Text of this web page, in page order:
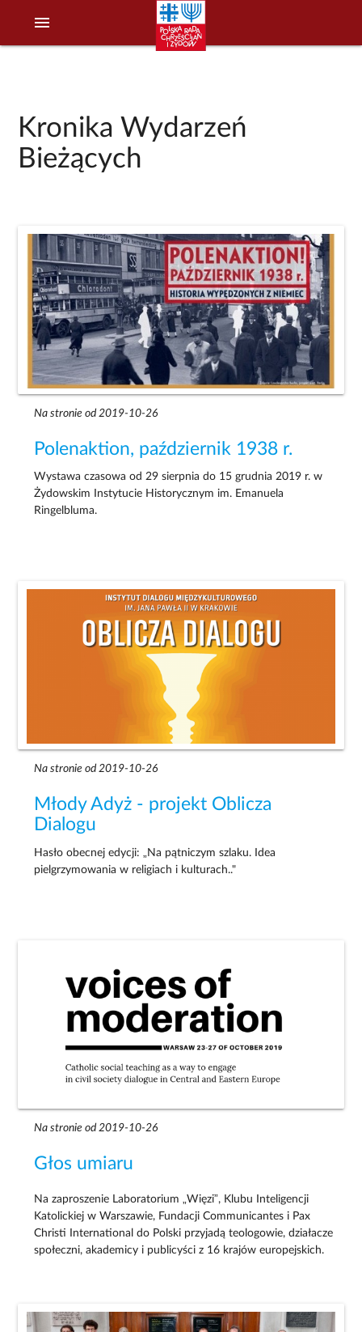
menu
Kronika Wydarzeń
Bieżących
Na stronie od 2019-10-26
Polenaktion, październik 1938 r.
Wystawa czasowa od 29 sierpnia do 15 grudnia 2019 r. w
Żydowskim Instytucie Historycznym im. Emanuela
Ringelbluma.
Na stronie od 2019-10-26
Młody Adyż - projekt Oblicza
Dialogu
Hasło obecnej edycji: „Na pątniczym szlaku. Idea
pielgrzymowania w religiach i kulturach.."
Na stronie od 2019-10-26
Głos umiaru
Na zaproszenie Laboratorium „Więzi”, Klubu Inteligencji
Katolickiej w Warszawie, Fundacji Communicantes i Pax
Christi International do Polski przyjadą teologowie, działacze
społeczni, akademicy i publicyści z 16 krajów europejskich.